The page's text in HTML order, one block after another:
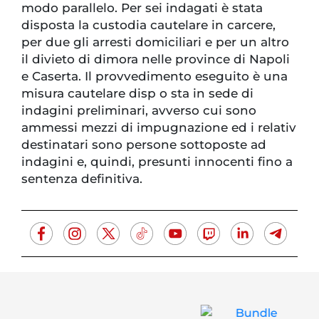
modo parallelo. Per sei indagati è stata
disposta la custodia cautelare in carcere,
per due gli arresti domiciliari e per un altro
il divieto di dimora nelle province di Napoli
e Caserta. Il provvedimento eseguito è una
misura cautelare disp o sta in sede di
indagini preliminari, avverso cui sono
ammessi mezzi di impugnazione ed i relativ
destinatari sono persone sottoposte ad
indagini e, quindi, presunti innocenti fino a
sentenza definitiva.